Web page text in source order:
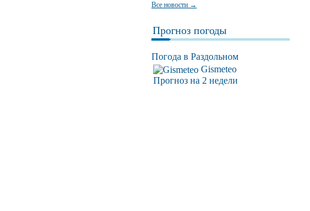
Все новости →
Прогноз погоды
Погода в Раздольном
Gismeteo
Прогноз на 2 недели